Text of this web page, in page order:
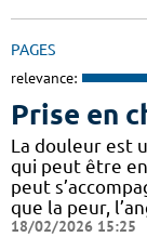
PAGES
relevance:
Prise en
La douleur est
qui peut être
peut
que la peur,
18/02/2026 15:25